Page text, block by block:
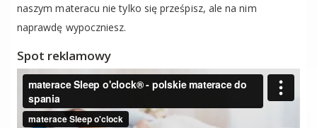
naszym materacu nie tylko się prześpisz, ale na nim
naprawdę wypoczniesz.
Spot reklamowy